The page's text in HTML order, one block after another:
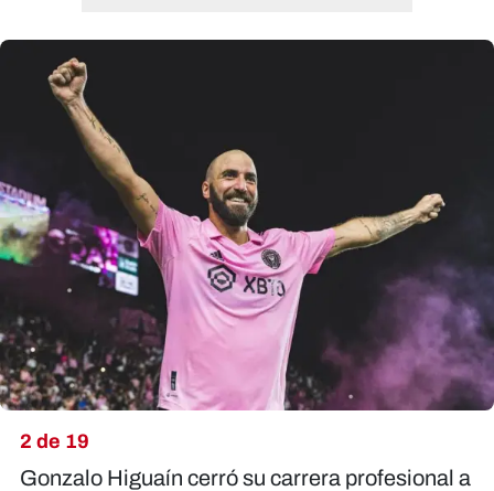
2 de 19
Gonzalo Higuaín cerró su carrera profesional a